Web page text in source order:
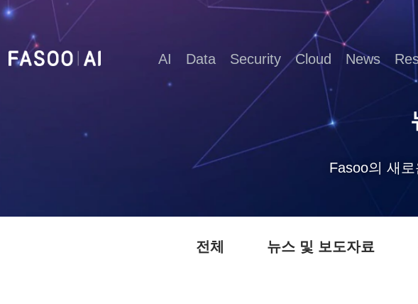
AI Data Security Cloud News
Fasoo의 새
전체 뉴스 및 보도자료